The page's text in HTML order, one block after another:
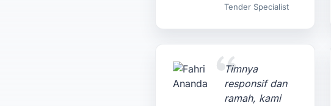
Tender Specialist
Timnya
responsif dan
ramah, kami